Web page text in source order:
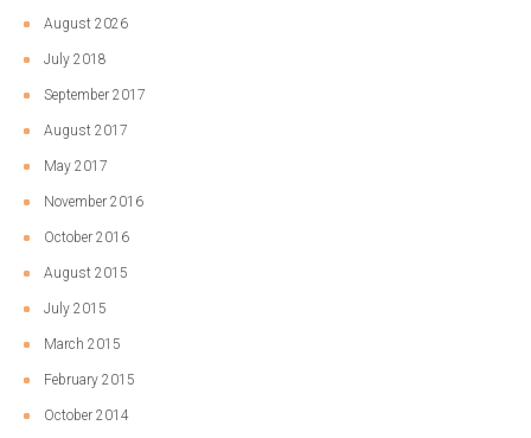
August 2026
July 2018
September 2017
August 2017
May 2017
November 2016
October 2016
August 2015
July 2015
March 2015
February 2015
October 2014